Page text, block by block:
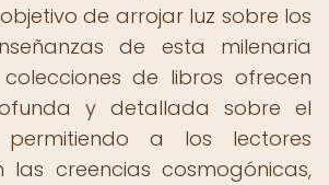
de arrojar luz sobre los
de esta milenaria
colecciones de libros ofrecen
y detallada sobre el
permitiendo a los lectores
las creencias cosmogónicas,